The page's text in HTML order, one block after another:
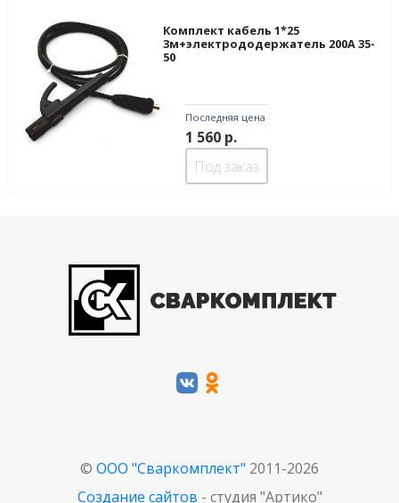
Комплект кабель 1*25
3м+электрододержатель 200А 35-
50
Последняя цена
1 560р.
Под заказ
© ООО "Сваркомплект" 2011-2026
Создание сайтов - студия "Артико"